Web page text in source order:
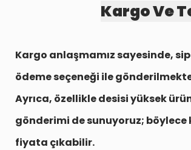
Kargo Ve
Kargo anlaşmamız sayesinde,
ödeme seçeneği ile
Ayrıca, özellikle desisi yüksek
gönderimi de sunuyoruz;
fiyata çıkabilir.